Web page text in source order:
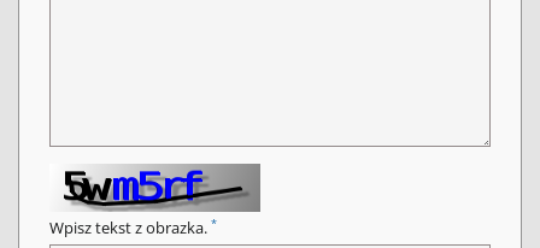
Wpisz tekst z obrazka. *